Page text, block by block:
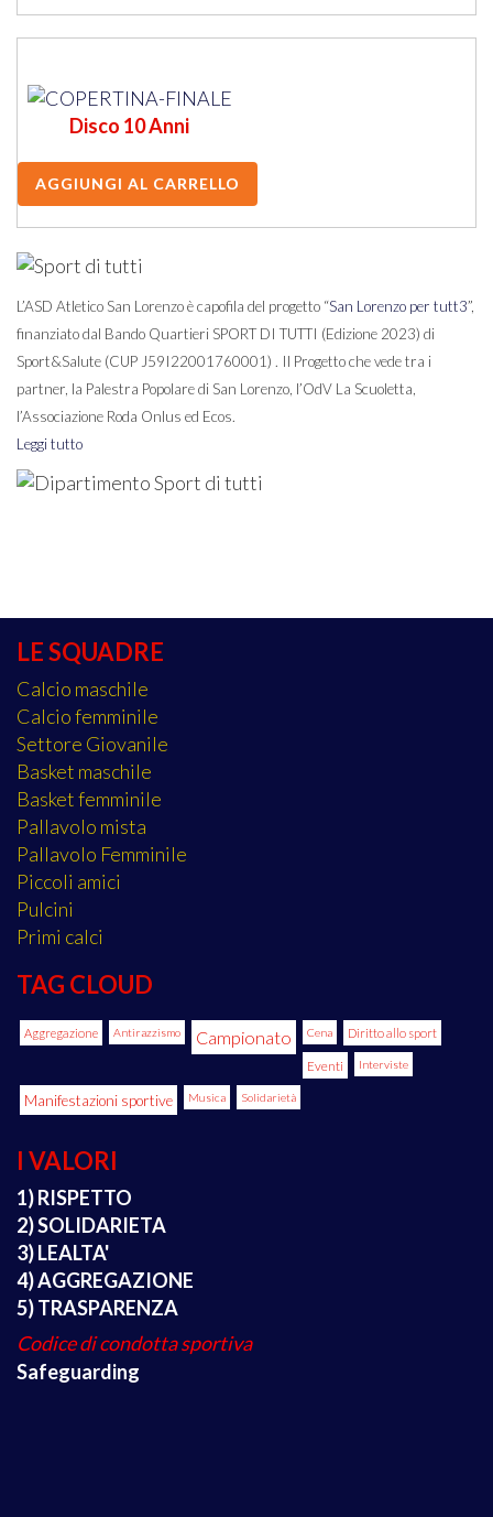
Disco 10 Anni
L’ASD Atletico San Lorenzo è capofila del progetto “San Lorenzo per tutt3”,
finanziato dal Bando Quartieri SPORT DI TUTTI (Edizione 2023) di
Sport&Salute (CUP J59I22001760001) . Il Progetto che vede tra i
partner, la Palestra Popolare di San Lorenzo, l’OdV La Scuoletta,
l’Associazione Roda Onlus ed Ecos.
Leggi tutto
LE SQUADRE
Calcio maschile
Calcio femminile
Settore Giovanile
Basket maschile
Basket femminile
Pallavolo mista
Pallavolo Femminile
Piccoli amici
Pulcini
Primi calci
TAG CLOUD
Aggregazione Antirazzismo Campionato Cena Diritto allo sport
Eventi Interviste
Manifestazioni sportive Musica Solidarietà
I VALORI
1) RISPETTO
2) SOLIDARIETA
3) LEALTA'
4) AGGREGAZIONE
5) TRASPARENZA
Codice di condotta sportiva
Safeguarding